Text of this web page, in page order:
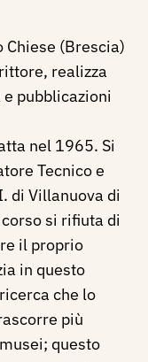
Chiese (Brescia)
realizza
pubblicazioni
nel 1965. Si
Tecnico e
di Villanuova di
si rifiuta di
il proprio
in questo
che lo
più
questo